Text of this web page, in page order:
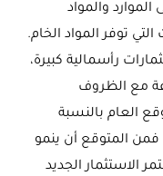
والمواد
توفر المواد الخام.
رأسمالية كبيرة،
مع الظروف
العام بالنسبة
فمن المتوقع أن ينمو
الاستثمار الجديد